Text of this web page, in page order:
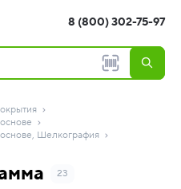
8 (800) 302-75-97
Шелкография
23